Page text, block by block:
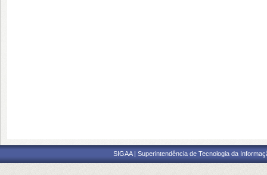
SIGAA | Superintendência de Tecnologia da